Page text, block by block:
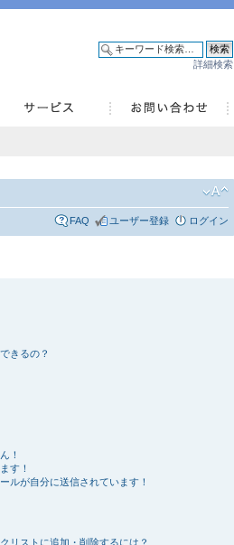
詳細検索
FAQ ユーザー登録 ログイン
きるの？
！
す！
ルが自分に送信されています！
リストに追加・削除するには？